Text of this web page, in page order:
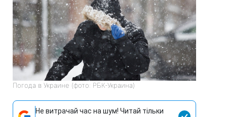
Погода в Украине (фото: РБК-Украина)
Не витрачай час на шум! Читай тільки